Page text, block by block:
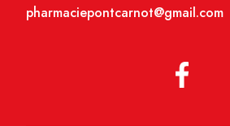
pharmaciepontcarnot@gmail.com